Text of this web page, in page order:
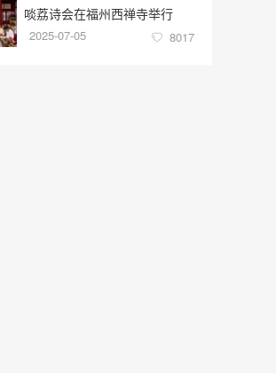
啖荔诗会在福州西禅寺举行
2025-07-05 8017